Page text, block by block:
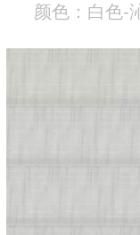
颜色：白色-